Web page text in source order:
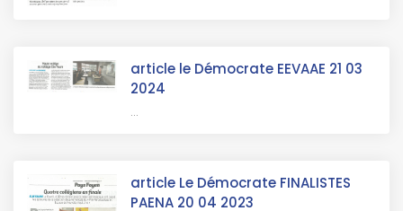
article le Démocrate EEVAAE 21 03
2024
...
article Le Démocrate FINALISTES
PAENA 20 04 2023